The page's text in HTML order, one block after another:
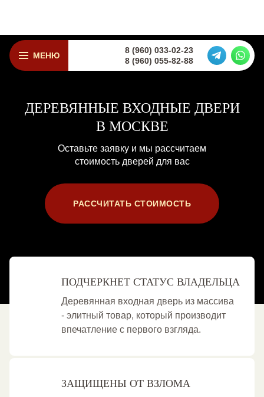
МЕНЮ
8 (960) 033-02-23
8 (960) 055-82-88
ДЕРЕВЯННЫЕ ВХОДНЫЕ ДВЕРИ
В МОСКВЕ
Оставьте заявку и мы рассчитаем
стоимость дверей для вас
РАССЧИТАТЬ СТОИМОСТЬ
ПОДЧЕРКНЕТ СТАТУС ВЛАДЕЛЬЦА
Деревянная входная дверь из массива
- элитный товар, который производит
впечатление с первого взгляда.
ЗАЩИЩЕНЫ ОТ ВЗЛОМА